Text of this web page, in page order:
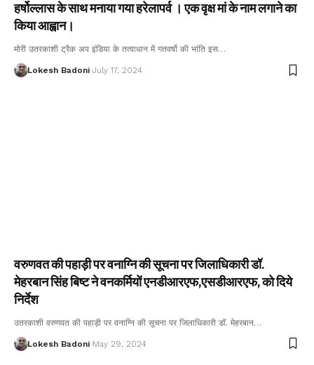
हर्षोल्लास के साथ मनाया गया हरेलापर्व । एक वृक्ष मां के नाम लगाने का
किया आह्वान।
मोरी उतरकाशी ट्रैक अप इंडिया के तत्वाधान में गतवर्षो की भांति इस…
Lokesh Badoni July 17, 2024
वरुणवत की पहाड़ी पर वनाग्नि की सूचना पर जिलाधिकारी डॉ.
मेहरबान सिंह बिष्ट ने वनकर्मियों एनडीआरएफ,एसडीआरएफ, को दिये
निर्देश
उतरकाशी वरुणवत की पहाड़ी पर वनाग्नि की सूचना पर जिलाधिकारी डॉ. मेहरबान…
Lokesh Badoni May 29, 2024